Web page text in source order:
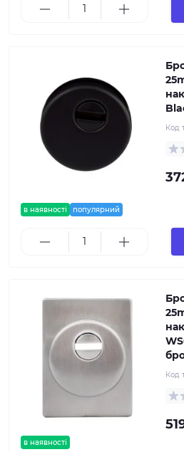
в наявності популярний
Код
в наявності
Код